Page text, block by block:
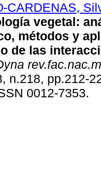
CARDENAS,
vegetal:
métodos y
de las
n.218, pp.212-
0012-7353.